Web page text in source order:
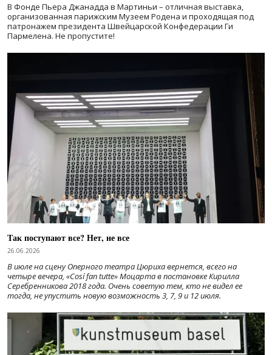
В Фонде Пьера Джанадда в Мартиньи – отличная выставка,
организованная парижским Музеем Родена и проходящая под
патронажем президента Швейцарской Конфедерации Ги
Пармелена. Не пропустите!
Так поступают все? Нет, не все
26.06.2026
В июле на сцену Оперного театра Цюриха вернется, всего на
четыре вечера, «Cosí fan tutte» Моцарта в постановке Кирилла
Серебренникова 2018 года. Очень советую тем, кто не видел ее
тогда, не упустить новую возможность 3, 7, 9 и 12 июля.